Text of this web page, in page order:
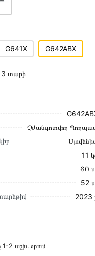
G641X G642ABX
3 տարի
Չժանգոտվող
11
60
52
2023
1-2 աշխ․ օրում